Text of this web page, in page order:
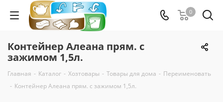
0
Контейнер Алеана прям. с
зажимом 1,5л.
Главная - Каталог - Хозтовары - Товары для дома - Переименовать
- Контейнер Алеана прям. с зажимом 1,5л.